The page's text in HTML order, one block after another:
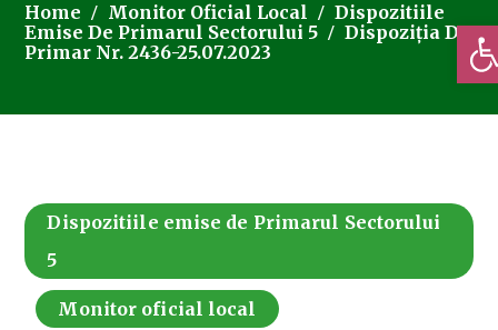
Home Monitor Oficial Local
Dispozitiile
Emise De Primarul Sectorului 5
Dispoziția De
Primar Nr. 2436-25.07.2023
Dispozitiile emise de Primarul Sectorului
5
Monitor oficial local